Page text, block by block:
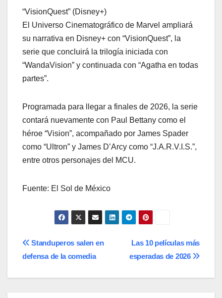
“VisionQuest” (Disney+)
El Universo Cinematográfico de Marvel ampliará
su narrativa en Disney+ con “VisionQuest”, la
serie que concluirá la trilogía iniciada con
“WandaVision” y continuada con “Agatha en todas
partes”.
Programada para llegar a finales de 2026, la serie
contará nuevamente con Paul Bettany como el
héroe “Vision”, acompañado por James Spader
como “Ultron” y James D’Arcy como “J.A.R.V.I.S.”,
entre otros personajes del MCU.
Fuente: El Sol de México
Navegación
Las 10 películas más
esperadas de 2026
Standuperos salen en
defensa de la comedia